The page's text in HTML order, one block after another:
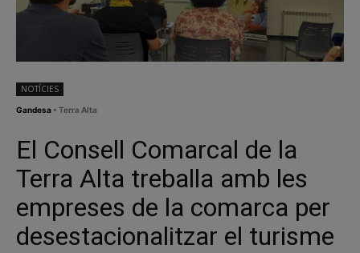
NOTÍCIES
Gandesa • Terra Alta
El Consell Comarcal de la
Terra Alta treballa amb les
empreses de la comarca per
desestacionalitzar el turisme